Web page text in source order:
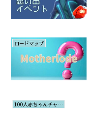
ロードマップ
100人赤ちゃんチャレンジ